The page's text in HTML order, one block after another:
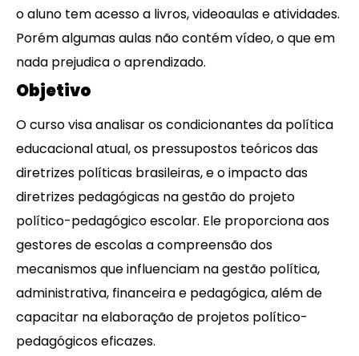
o aluno tem acesso a livros, videoaulas e atividades.
Porém algumas aulas não contém vídeo, o que em
nada prejudica o aprendizado.
Objetivo
O curso visa analisar os condicionantes da política
educacional atual, os pressupostos teóricos das
diretrizes políticas brasileiras, e o impacto das
diretrizes pedagógicas na gestão do projeto
político-pedagógico escolar. Ele proporciona aos
gestores de escolas a compreensão dos
mecanismos que influenciam na gestão política,
administrativa, financeira e pedagógica, além de
capacitar na elaboração de projetos político-
pedagógicos eficazes.